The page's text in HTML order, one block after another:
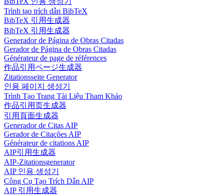
Trình tạo trích dẫn BibTeX
BibTeX 引用生成器
BibTeX 引用生成器
Generador de Página de Obras Citadas
Gerador de Página de Obras Citadas
Générateur de page de références
作品引用ページ生成器
Zitationsseite Generator
인용 페이지 생성기
Trình Tạo Trang Tài Liệu Tham Khảo
作品引用页生成器
引用頁面生成器
Generador de Citas AIP
Gerador de Citações AIP
Générateur de citations AIP
AIP引用生成器
AIP-Zitationsgenerator
AIP 인용 생성기
Công Cụ Tạo Trích Dẫn AIP
AIP 引用生成器